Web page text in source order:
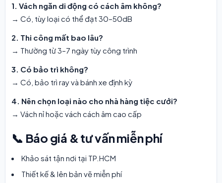
1. Vách ngăn di động có cách âm không?
→ Có, tùy loại có thể đạt 30–50dB
2. Thi công mất bao lâu?
→ Thường từ 3–7 ngày tùy công trình
3. Có bảo trì không?
→ Có, bảo trì ray và bánh xe định kỳ
4. Nên chọn loại nào cho nhà hàng tiệc cưới?
→ Vách nỉ hoặc vách cách âm cao cấp
📞 Báo giá & tư vấn miễn phí
Khảo sát tận nơi tại TP.HCM
Thiết kế & lên bản vẽ miễn phí